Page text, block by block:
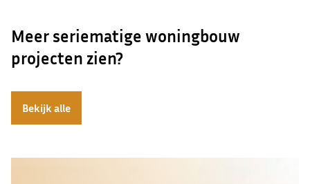
Meer seriematige woningbouw
projecten zien?
Bekijk alle